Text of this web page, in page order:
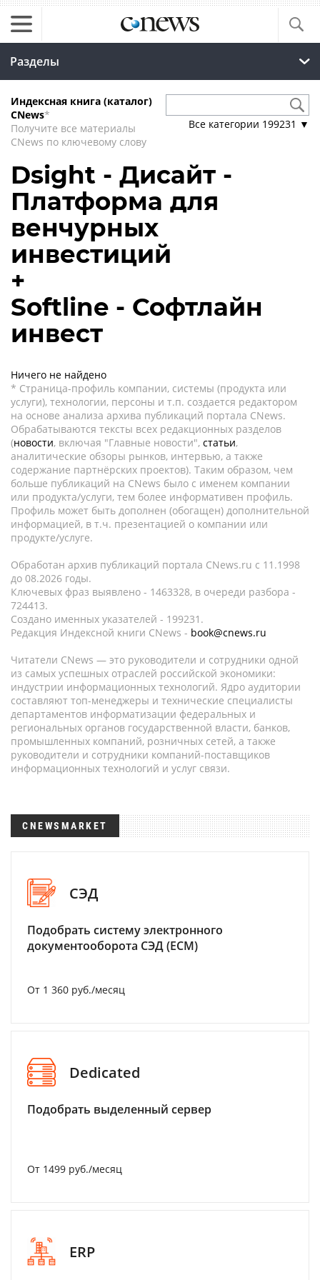
Разделы
Индексная книга (каталог)
CNews*
Получите все материалы
CNews по ключевому слову
Все категории 199231 ▼
Dsight - Дисайт -
Платформа для
венчурных
инвестиций
+
Softline - Софтлайн
инвест
Ничего не найдено
* Страница-профиль компании, системы (продукта или
услуги), технологии, персоны и т.п. создается редактором
на основе анализа архива публикаций портала CNews.
Обрабатываются тексты всех редакционных разделов
(новости, включая "Главные новости", статьи,
аналитические обзоры рынков, интервью, а также
содержание партнёрских проектов). Таким образом, чем
больше публикаций на CNews было с именем компании
или продукта/услуги, тем более информативен профиль.
Профиль может быть дополнен (обогащен) дополнительной
информацией, в т.ч. презентацией о компании или
продукте/услуге.
Обработан архив публикаций портала CNews.ru c 11.1998
до 08.2026 годы.
Ключевых фраз выявлено - 1463328, в очереди разбора -
724413.
Создано именных указателей - 199231.
Редакция Индексной книги CNews - book@cnews.ru
Читатели CNews — это руководители и сотрудники одной
из самых успешных отраслей российской экономики:
индустрии информационных технологий. Ядро аудитории
составляют топ-менеджеры и технические специалисты
департаментов информатизации федеральных и
региональных органов государственной власти, банков,
промышленных компаний, розничных сетей, а также
руководители и сотрудники компаний-поставщиков
информационных технологий и услуг связи.
CNEWSMARKET
СЭД
Подобрать систему электронного
документооборота СЭД (ECM)
От 1 360 руб./месяц
Dedicated
Подобрать выделенный сервер
От 1499 руб./месяц
ERP